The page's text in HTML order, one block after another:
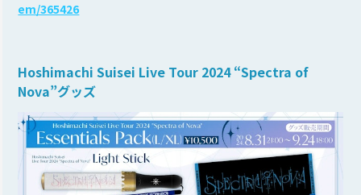
em/365426
Hoshimachi Suisei Live Tour 2024 “Spectra of
Nova”グッズ